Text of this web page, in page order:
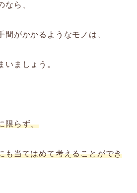
なら、
間がかかるようなモノは、
いましょう。
限らず、
も当てはめて考えることができ